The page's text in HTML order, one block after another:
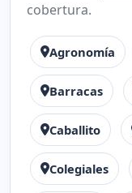
cobertura.
Agronomía
Barracas
Caballito
Colegiales